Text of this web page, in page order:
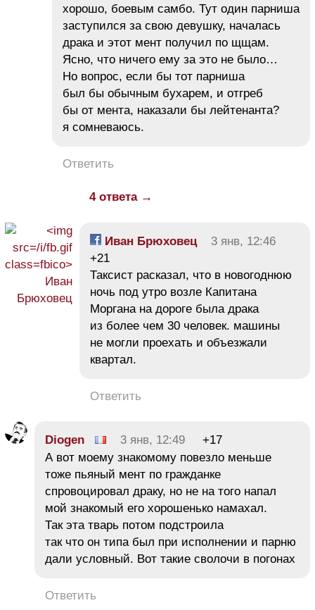
хорошо, боевым самбо. Тут один парниша
заступился за свою девушку, началась
драка и этот мент получил по щщам.
Ясно, что ничего ему за это не было…
Но вопрос, если бы тот парниша
был бы обычным бухарем, и отгреб
бы от мента, наказали бы лейтенанта?
я сомневаюсь.
Ответить
4 ответа →
Иван Брюховец
3 янв, 12:46
+21
Таксист расказал, что в новогоднюю
ночь под утро возле Капитана
Моргана на дороге была драка
из более чем 30 человек. машины
не могли проехать и объезжали
квартал.
Ответить
Diogen 3 янв, 12:49
+17
А вот моему знакомому повезло меньше
тоже пьяный мент по гражданке
спровоцировал драку, но не на того напал
мой знакомый его хорошенько намахал.
Так эта тварь потом подстроила
так что он типа был при исполнении и парню
дали условный. Вот такие сволочи в погонах
Ответить